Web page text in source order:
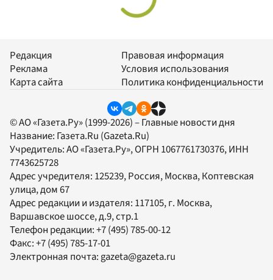
Редакция
Реклама
Карта сайта
Правовая информация
Условия использования
Политика конфиденциальности
© АО «Газета.Ру» (1999-2026) – Главные новости дня
Название: Газета.Ru (Gazeta.Ru)
Учредитель:АО «Газета.Ру», ОГРН 1067761730376, ИНН
7743625728
Адрес учредителя: 125239, Россия, Москва, Коптевская
улица, дом 67
Адрес редакции и издателя: 117105, г. Москва,
Варшавское шоссе, д.9, стр.1
Телефон редакции:+7 (495) 785-00-12
Факс:+7 (495) 785-17-01
Электронная почта:gazeta@gazeta.ru